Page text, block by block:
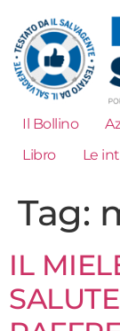
Il Bollino
Libro
Le
Tag:
IL